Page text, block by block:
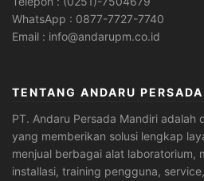
WhatsApp : 0877-7727-7740
Email : info@andarupm.co.id
TENTANG ANDARU
PT. Andaru Persada Mandiri adalah
yang memberikan solusi lengkap
menjual berbagai alat laboratorium,
installasi, training pengguna,